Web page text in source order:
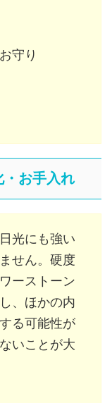
守り
・お手入れ
光にも強い
せん。硬度
ーストーン
、ほかの内
る可能性が
いことが大